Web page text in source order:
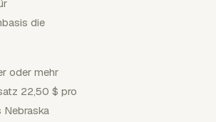
die
oder mehr
22,50 $ pro